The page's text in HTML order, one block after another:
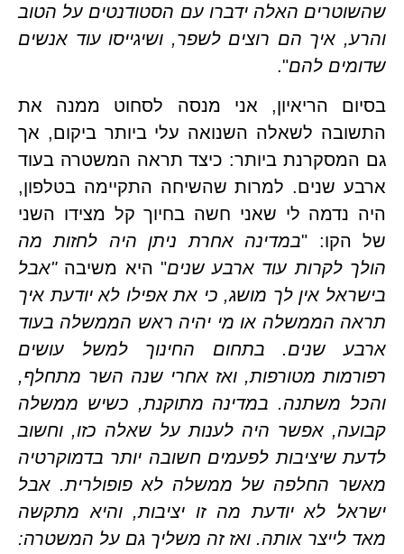
שהשוטרים האלה ידברו עם הסטודנטים על הטוב
והרע, איך הם רוצים לשפר, ושיגייסו עוד אנשים
להם".
בסיום הריאיון, אני מנסה לסחוט ממנה את
התשובה לשאלה השנואה עלי ביותר ביקום, אך
גם המסקרנת ביותר: כיצד תראה המשטרה בעוד
ארבע שנים. למרות שהשיחה התקיימה בטלפון,
"
במדינה אחרת ניתן היה לחזות מה
לקרות עוד ארבע שנים" היא משיבה
בישראל אין לך מושג, כי את אפילו לא יודעת איך
תראה הממשלה או מי יהיה ראש הממשלה בעוד
ארבע שנים. בתחום החינוך למשל עושים
רפורמות מטורפות, ואז אחרי שנה השר מתחלף,
והכל משתנה. במדינה מתוקנת, כשיש ממשלה
קבועה, אפשר היה לענות על שאלה כזו, וחשוב
לדעת שיציבות לפעמים חשובה יותר בדמוקרטיה
החלפה של ממשלה לא פופולרית.
אבל
ישראל לא יודעת מה זו יציבות, והיא מתקשה
מאד לייצר אותה. ואז זה משליך גם על המשטרה: